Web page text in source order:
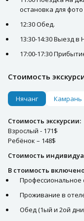
остановка для
12:30 Обед.
13:30-14:30 Выезд в
17:00-17:30
Стоимость
Нячанг Камрань
Стоимость экскурсии:
Взрослый - 171$
Ребёнок – 148$
Стоимость
В стоимость
Профессиональное
Проживание в
Обед (1ый и 2ой